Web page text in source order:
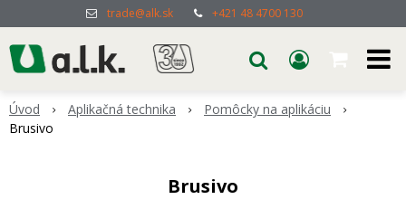
trade@alk.sk +421 48 4700 130
Úvod Aplikačná technika
Pomôcky na aplikáciu
Brusivo
Brusivo